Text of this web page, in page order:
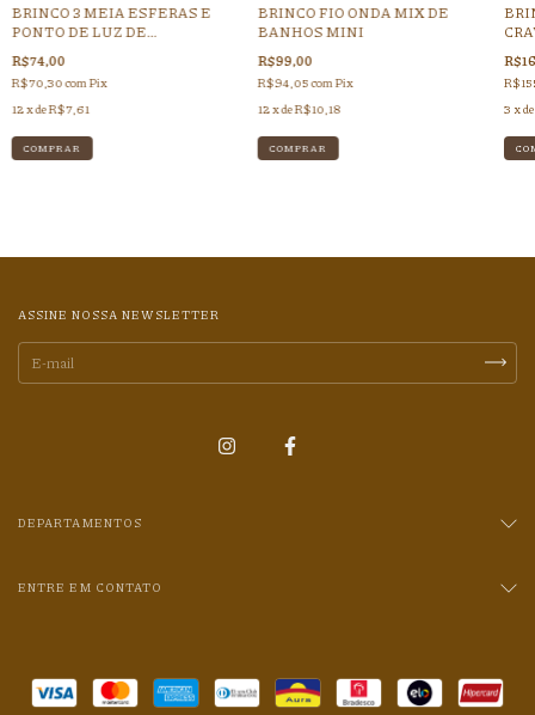
BRINCO 3 MEIA ESFERAS E
PONTO DE LUZ DE
CORAÇÃO
R$74,00
R$70,30com Pix
12x deR$7,61
BRINCO FIO ONDA MIX DE
BANHOS MINI
R$99,00
R$94,05comPix
12x deR$10,18
3 x de
ASSINE NOSSA NEWSLETTER
DEPARTAMENTOS
ENTRE EM CONTATO